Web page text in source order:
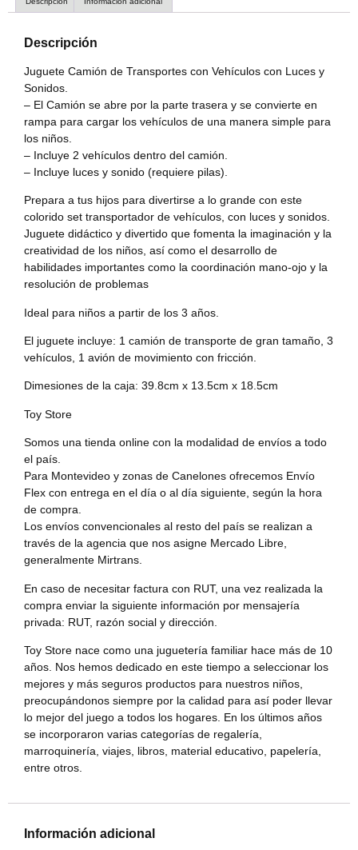
Descripción
Juguete Camión de Transportes con Vehículos con Luces y
Sonidos.
– El Camión se abre por la parte trasera y se convierte en
rampa para cargar los vehículos de una manera simple para
los niños.
– Incluye 2 vehículos dentro del camión.
– Incluye luces y sonido (requiere pilas).
Prepara a tus hijos para divertirse a lo grande con este
colorido set transportador de vehículos, con luces y sonidos.
Juguete didáctico y divertido que fomenta la imaginación y la
creatividad de los niños, así como el desarrollo de
habilidades importantes como la coordinación mano-ojo y la
resolución de problemas
Ideal para niños a partir de los 3 años.
El juguete incluye: 1 camión de transporte de gran tamaño, 3
vehículos, 1 avión de movimiento con fricción.
Dimesiones de la caja: 39.8cm x 13.5cm x 18.5cm
Toy Store
Somos una tienda online con la modalidad de envíos a todo
el país.
Para Montevideo y zonas de Canelones ofrecemos Envío
Flex con entrega en el día o al día siguiente, según la hora
de compra.
Los envíos convencionales al resto del país se realizan a
través de la agencia que nos asigne Mercado Libre,
generalmente Mirtrans.
En caso de necesitar factura con RUT, una vez realizada la
compra enviar la siguiente información por mensajería
privada: RUT, razón social y dirección.
Toy Store nace como una juguetería familiar hace más de 10
años. Nos hemos dedicado en este tiempo a seleccionar los
mejores y más seguros productos para nuestros niños,
preocupándonos siempre por la calidad para así poder llevar
lo mejor del juego a todos los hogares. En los últimos años
se incorporaron varias categorías de regalería,
marroquinería, viajes, libros, material educativo, papelería,
entre otros.
Información adicional